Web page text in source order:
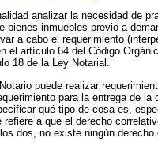
analizar la necesidad de
bienes inmuebles previo a
a cabo el requerimiento
el artículo 64 del Código
18 de la Ley Notarial.
puede realizar
para la entrega de
qué tipo de cosa es,
a que el derecho
dos, no existe ningún